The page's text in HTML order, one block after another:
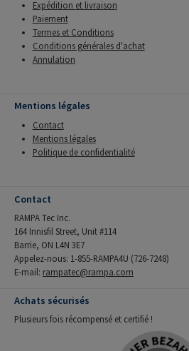
Expédition et livraison
Paiement
Termes et Conditions
Conditions générales d'achat
Annulation
Mentions légales
Contact
Mentions légales
Politique de confidentialité
Contact
RAMPA Tec Inc.
164 Innisfil Street, Unit #114
Barrie, ON L4N 3E7
Appelez-nous: 1-855-RAMPA4U (726-7248)
E-mail: rampatec@rampa.com
Achats sécurisés
Plusieurs fois récompensé et certifié !